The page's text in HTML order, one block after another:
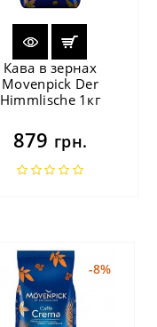
Кава в зернах
Movenpick Der
Himmlische 1кг
879 грн.
-8%